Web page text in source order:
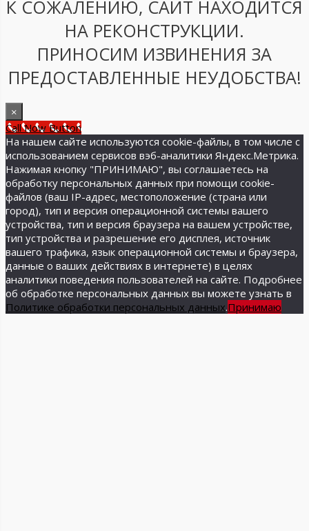
К СОЖАЛЕНИЮ, САЙТ НАХОДИТСЯ
НА РЕКОНСТРУКЦИИ.
ПРИНОСИМ ИЗВИНЕНИЯ ЗА
ПРЕДОСТАВЛЕННЫЕ НЕУДОБСТВА!
×
Call Now Button
На нашем сайте используются cookie-файлы, в том числе с
использованием сервисов вэб-аналитики Яндекс.Метрика.
Нажимая кнопку "ПРИНИМАЮ", вы соглашаетесь на
обработку персональных данных при помощи cookie-
файлов (ваш IP-адрес, местоположение (страна или
город), тип и версия операционной системы вашего
устройства, тип и версия браузера на вашем устройстве,
тип устройства и разрешение его дисплея, источник
вашего трафика, язык операционной системы и браузера,
данные о ваших действиях в интернете) в целях
аналитики поведения пользователей на сайте. Подробнее
об обработке персональных данных вы можете узнать в
Политике обработки персональных данных.Принимаю